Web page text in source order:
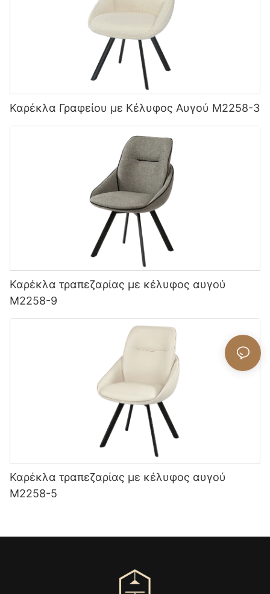
Καρέκλα Γραφείου με Κέλυφος Αυγού M2258-3
Καρέκλα τραπεζαρίας με κέλυφος αυγού
M2258-9
Καρέκλα τραπεζαρίας με κέλυφος αυγού
M2258-5